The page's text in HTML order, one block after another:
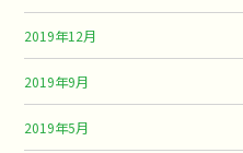
2019年12月
2019年9月
2019年5月